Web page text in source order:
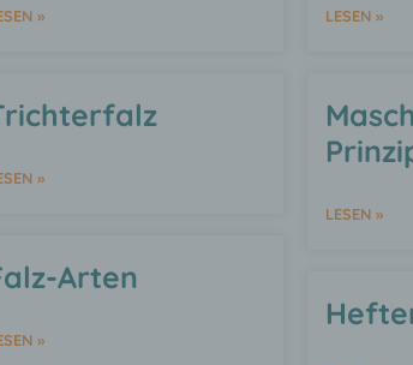
» LESEN »
»
LESEN »
Arten
»